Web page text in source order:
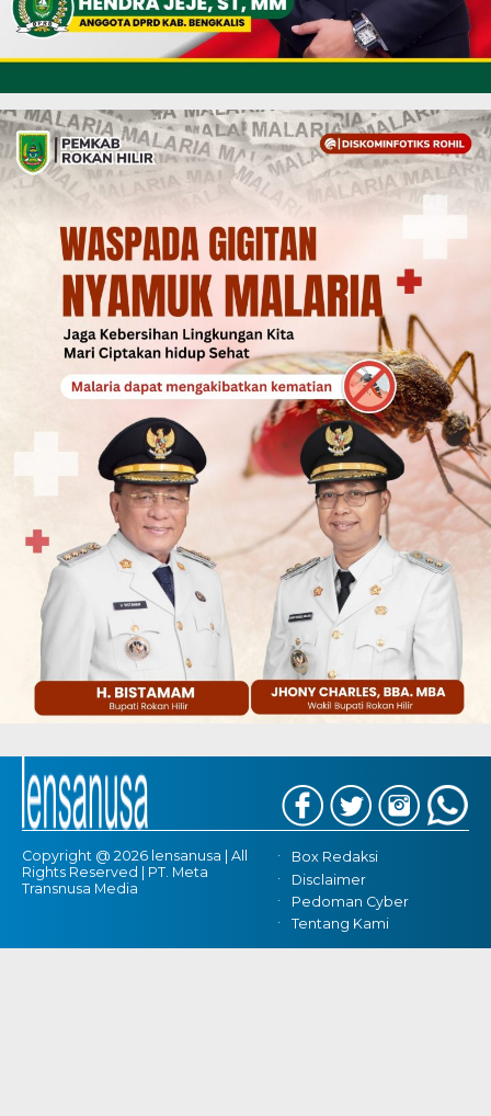
Copyright @ 2026 lensanusa | All
Rights Reserved | PT. Meta
Transnusa Media
Box Redaksi
Disclaimer
Pedoman Cyber
Tentang Kami